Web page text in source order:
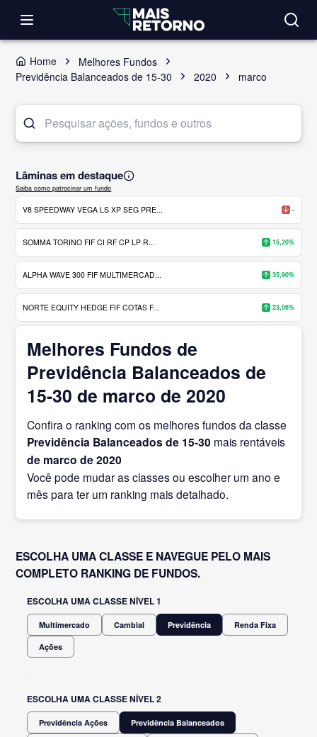
Home
Melhores Fundos
Previdência Balanceados de 15-30
2020 marco
Lâminas em destaque
Saiba como patrocinar um fundo
V8 SPEEDWAY VEGA LS XP SEG PRE... -
SOMMA TORINO FIF CI RF CP LP R... 15,20%
ALPHA WAVE 300 FIF MULTIMERCAD... 35,90%
NORTE EQUITY HEDGE FIF COTAS F... 23,06%
Melhores Fundos de
Previdência Balanceados de
15-30 de marco de 2020
Confira o ranking com os melhores fundos da classe
Previdência Balanceados de 15-30 mais rentáveis
de marco de 2020
Você pode mudar as classes ou escolher um ano e
mês para ter um ranking mais detalhado.
ESCOLHA UMA CLASSE E NAVEGUE PELO MAIS
COMPLETO RANKING DE FUNDOS.
ESCOLHA UMA CLASSE NÍVEL 1
Multimercado Cambial Previdência Renda Fixa
Ações
ESCOLHA UMA CLASSE NÍVEL 2
Previdência Ações Previdência Balanceados